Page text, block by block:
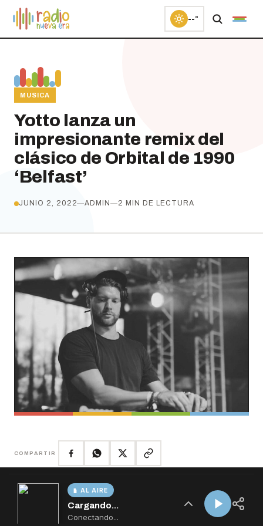
AL AIRE
Cargando...
Conectando...